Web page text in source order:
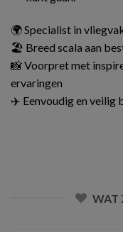
🌍 Specialist in
🏖️ Breed scala aan
📸 Voorpret met
ervaringen
✈️ Eenvoudig en veilig
WAT